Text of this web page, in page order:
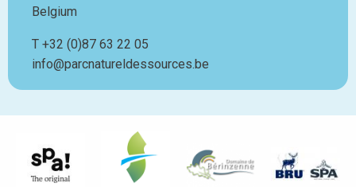
Belgium
T Téléphone
+32 (0)87 63 22 05
info@parcnatureldessources.be